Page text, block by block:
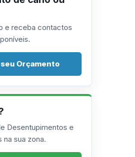
e receba contactos
seu Orçamento
Desentupimentos e
sua zona.